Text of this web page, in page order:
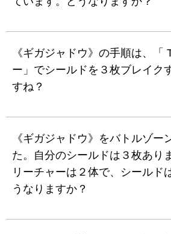
《ギガジャドウ》の手順は、「
ー」でシールドを３枚ブレイク
すね？
《ギガジャドウ》をバトルゾー
た。自分のシールドは３枚あり
リーチャーは２体で、シールド
うなりますか？